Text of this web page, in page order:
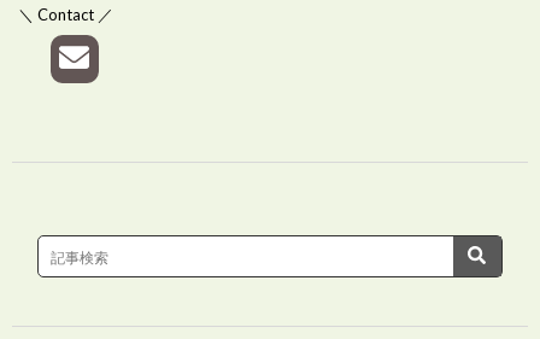
＼ Contact ／